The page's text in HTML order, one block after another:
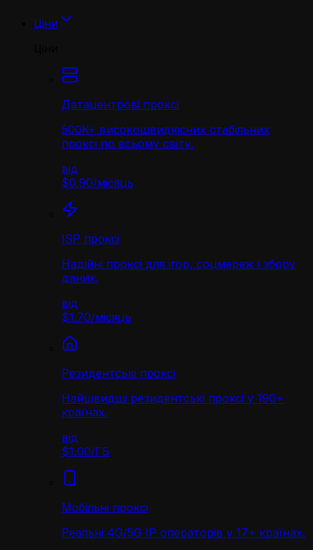
Ціни
Датацентрові проксі
500K+ високошвидкісних стабільних
проксі по всьому світу.
від
$0.90/місяць
ISP проксі
Надійні проксі для ігор, соцмереж і збору
даних.
від
$1.70/місяць
Резидентські проксі
Найшвидші резидентські проксі у 190+
країнах.
від
$1.00/ГБ
Мобільні проксі
Реальні 4G/5G IP операторів у 17+ країнах.